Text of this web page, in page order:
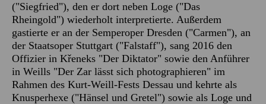
("Siegfried"), den er dort neben Loge ("Das
Rheingold") wiederholt interpretierte. Außerdem
gastierte er an der Semperoper Dresden ("Carmen"), an
der Staatsoper Stuttgart ("Falstaff"), sang 2016 den
Offizier in Křeneks "Der Diktator" sowie den Anführer
in Weills "Der Zar lässt sich photographieren" im
Rahmen des Kurt-Weill-Fests Dessau und kehrte als
Knusperhexe ("Hänsel und Gretel") sowie als Loge und